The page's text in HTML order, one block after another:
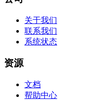
关于我们
联系我们
系统状态
资源
文档
帮助中心